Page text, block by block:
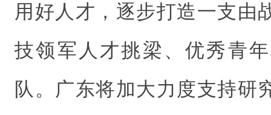
用好人才，逐步打造一支由
技领军人才挑梁、优秀青
队。广东将加大力度支持研